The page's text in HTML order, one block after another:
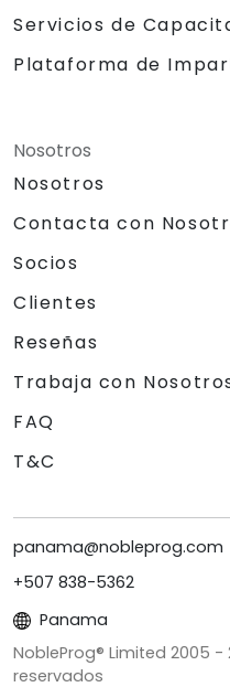
Servicios de
Plataforma de
Nosotros
Nosotros
Contacta con
Socios
Clientes
Reseñas
Trabaja con
FAQ
T&C
panama@nobleprog.com
+507 838-5362
Panama
NobleProg® Limited 2005 -
reservados